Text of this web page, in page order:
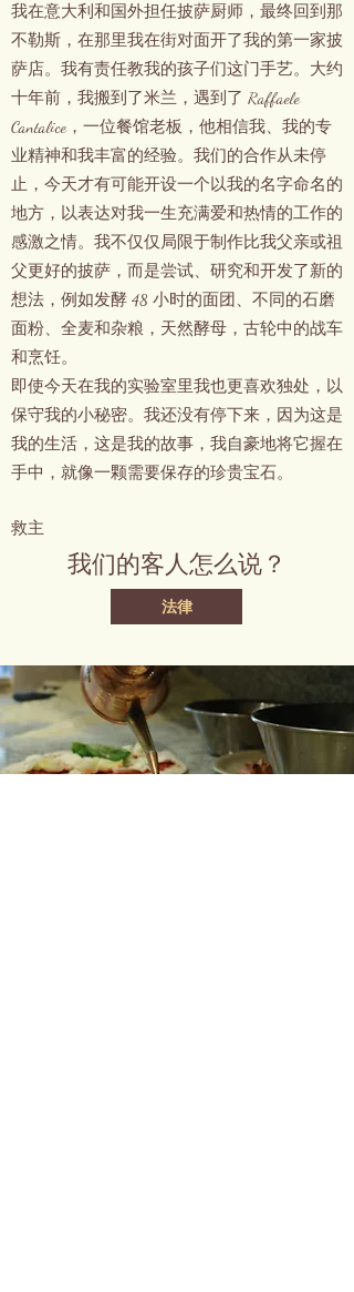
我在意大利和国外担任披萨厨师，最终回到那
不勒斯，在那里我在街对面开了我的第一家披
萨店。我有责任教我的孩子们这门手艺。大约
十年前，我搬到了米兰，遇到了 Raffaele
Cantalice，一位餐馆老板，他相信我、我的专
业精神和我丰富的经验。我们的合作从未停
止，今天才有可能开设一个以我的名字命名的
地方，以表达对我一生充满爱和热情的工作的
感激之情。我不仅仅局限于制作比我父亲或祖
父更好的披萨，而是尝试、研究和开发了新的
想法，例如发酵 48 小时的面团、不同的石磨
面粉、全麦和杂粮，天然酵母，古轮中的战车
和烹饪。
即使今天在我的实验室里我也更喜欢独处，以
保守我的小秘密。我还没有停下来，因为这是
我的生活，这是我的故事，我自豪地将它握在
手中，就像一颗需要保存的珍贵宝石。
救主
我们的客人怎么说？
法律